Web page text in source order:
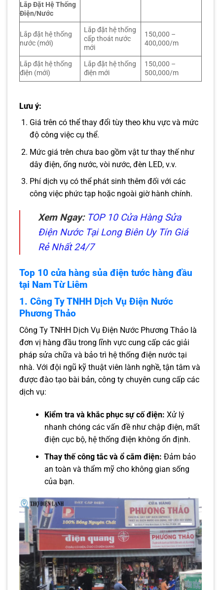
Lắp Đặt Hệ Thống
Điện/Nước
Lắp đặt hệ thống
nước (mới)
Lắp đặt hệ thống
cấp thoát nước
mới
150,000 –
400,000/m
Lắp đặt hệ thống
điện (mới)
Lắp đặt hệ thống
điện mới
150,000 –
500,000/m
Lưu ý:
Giá trên có thể thay đổi tùy theo khu vực và mức
độ công việc cụ thể.
Mức giá trên chưa bao gồm vật tư thay thế như
dây điện, ống nước, vòi nước, đèn LED, v.v.
Phí dịch vụ có thể phát sinh thêm đối với các
công việc phức tạp hoặc ngoài giờ hành chính.
Xem Ngay: TOP 10 Cửa Hàng Sửa
Điện Nước Tại Long Biên Uy Tín Giá
Rẻ Nhất 24/7
Top 10 cửa hàng sủa điện tước hàng đầu
tại Nam Từ Liêm
1. Công Ty TNHH Dịch Vụ Điện Nước
Phương Thảo
Công Ty TNHH Dịch Vụ Điện Nước Phương Thảo là
đơn vị hàng đầu trong lĩnh vực cung cấp các giải
pháp sửa chữa và bảo trì hệ thống điện nước tại
nhà. Với đội ngũ kỹ thuật viên lành nghề, tận tâm và
được đào tạo bài bản, công ty chuyên cung cấp các
dịch vụ:
Kiểm tra và khắc phục sự cố điện: Xử lý
nhanh chóng các vấn đề như chập điện, mất
điện cục bộ, hệ thống điện không ổn định.
Thay thế công tắc và ổ cắm điện: Đảm bảo
an toàn và thẩm mỹ cho không gian sống
của bạn.